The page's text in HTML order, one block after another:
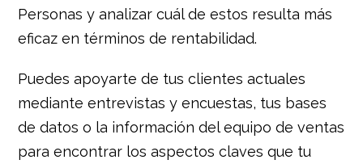
Personas y analizar cuál de estos resulta más
eficaz en términos de rentabilidad.
Puedes apoyarte de tus clientes actuales
mediante entrevistas y encuestas, tus bases
de datos o la información del equipo de ventas
para encontrar los aspectos claves que tu